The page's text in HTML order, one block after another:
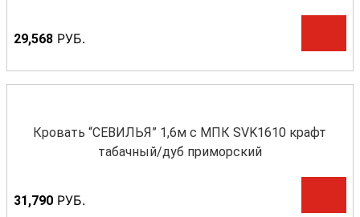
29,568 РУБ.
Кровать “СЕВИЛЬЯ” 1,6м с МПК SVK1610 крафт
табачный/дуб приморский
31,790 РУБ.